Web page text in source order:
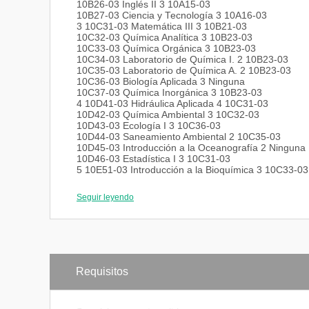
10B26-03 Inglés II 3 10A15-03
10B27-03 Ciencia y Tecnología 3 10A16-03
3 10C31-03 Matemática III 3 10B21-03
10C32-03 Química Analítica 3 10B23-03
10C33-03 Química Orgánica 3 10B23-03
10C34-03 Laboratorio de Química I. 2 10B23-03
10C35-03 Laboratorio de Química A. 2 10B23-03
10C36-03 Biología Aplicada 3 Ninguna
10C37-03 Química Inorgánica 3 10B23-03
4 10D41-03 Hidráulica Aplicada 4 10C31-03
10D42-03 Química Ambiental 3 10C32-03
10D43-03 Ecología I 3 10C36-03
10D44-03 Saneamiento Ambiental 2 10C35-03
10D45-03 Introducción a la Oceanografía 2 Ninguna
10D46-03 Estadística I 3 10C31-03
5 10E51-03 Introducción a la Bioquímica 3 10C33-03
10E53-03 Microbiología General 3 10C36-03
10E54-03 Limnología 3 10C36-03
Seguir leyendo
Requisitos